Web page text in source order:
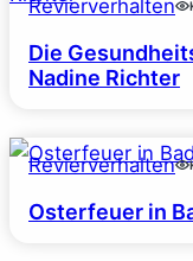
Revierverhalten
Die
Nadine Richter
Revierverhalten
Osterfeuer in